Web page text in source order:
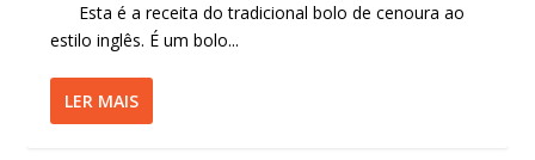
Esta é a receita do tradicional bolo de cenoura ao
estilo inglês. É um bolo...
LER MAIS